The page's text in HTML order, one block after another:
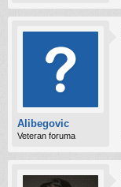
Alibegovic
Veteran foruma